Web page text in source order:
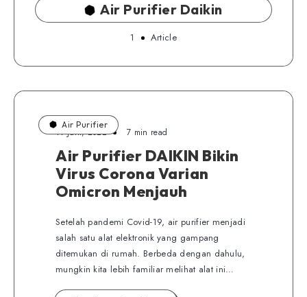
Air Purifier Daikin
1 Article
Air Purifier
11 Juni, 2022 7 min read
Air Purifier DAIKIN Bikin
Virus Corona Varian
Omicron Menjauh
Setelah pandemi Covid-19, air purifier menjadi
salah satu alat elektronik yang gampang
ditemukan di rumah. Berbeda dengan dahulu,
mungkin kita lebih familiar melihat alat ini…